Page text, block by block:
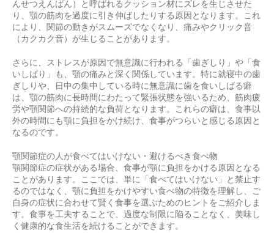
んせつえんばん）と呼ばれるクッション材にズレを生じさせた
り、顎の筋肉を過度に引き伸ばしたりする原因となります。これ
により、関節の動きがスムーズでなくなり、痛みやクリック音
（カクカク音）が生じることがあります。
さらに、ストレスが原因で無意識に行われる「歯ぎしり」や「食
いしばり」も、顎の痛みと深く関係しています。特に就寝中の歯
ぎしりや、日中の集中している時に無意識に歯を食いしばる癖
は、顎の筋肉に長時間にわたって緊張状態を強いるため、筋肉疲
労や顎関節への持続的な負荷となります。これらの癖は、食事以
外の時間にも顎に負担をかけ続け、食事がつらいと感じる原因と
なるのです。
顎関節症の人が食べてはいけない・避けるべき食べ物
顎関節症の症状がある場合、食事が顎に負担をかける原因となる
ことがあります。ここでは、単に「食べてはいけない」と禁止す
るのではなく、顎に負担をかけやすい食べ物の特徴を理解し、ご
自身の症状に合わせて賢く食事を選ぶためのヒントをご紹介しま
す。食事を工夫することで、過度な制限に陥ることなく、美味し
く健康的な食生活を続けることができます。